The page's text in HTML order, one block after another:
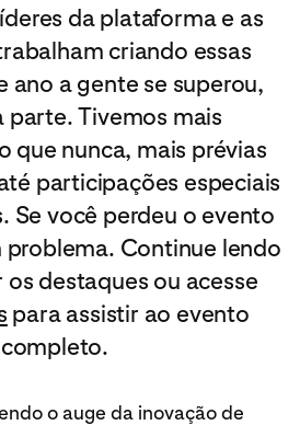
da plataforma e as
criando essas
ano a gente se superou,
parte. Tivemos mais
que nunca, mais prévias
participações especiais
Se você perdeu o evento
problema. Continue lendo
destaques ou acesse
para assistir ao evento
completo.
o auge da inovação de